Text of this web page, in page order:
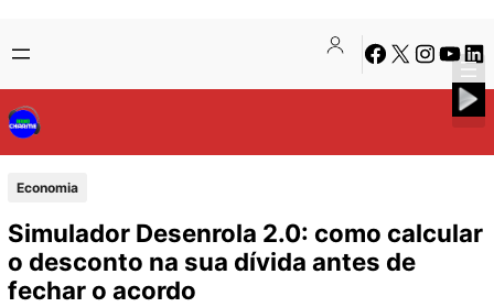
para
o
conteúdo
to
content
Facebook
X Instagram
Economia
Simulador Desenrola 2.0: como calcular
o desconto na sua dívida antes de
fechar o acordo